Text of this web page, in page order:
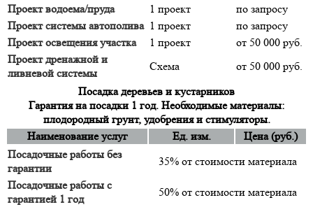
Проект водоема/пруда 1 проект
по запросу
Проект системы автополива 1 проект
по запросу
Проект освещения участка
1 проект
от 50 000 руб.
Проект дренажной и
ливневой системы
Схема
от 50 000 руб.
Посадка деревьев и кустарников
Гарантия на посадки 1 год. Необходимые материалы:
плодородный грунт, удобрения и стимуляторы.
Наименование услуг
Ед. изм.
Цена (руб.)
Посадочные работы без
гарантии
35% от стоимости материала
Посадочные работы с
гарантией 1 год
50% от стоимости материала